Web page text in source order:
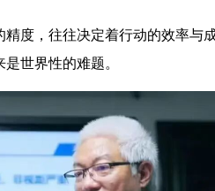
，往往决定着行动的效率与
世界性的难题。